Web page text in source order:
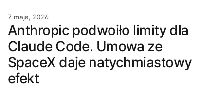
7 maja, 2026
Anthropic podwoiło limity dla
Claude Code. Umowa ze
SpaceX daje natychmiastowy
efekt